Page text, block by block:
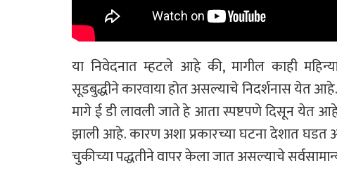
या निवेदनात म्हटले आहे की, मागील काही
सूडबुद्धीने कारवाया होत असल्याचे निदर्शनास येत आहे.
मागे ई डी लावली जाते हे आता स्पष्टपणे दिसून येत
झाली आहे. कारण अशा प्रकारच्या घटना देशात घडत
चुकीच्या पद्धतीने वापर केला जात असल्याचे